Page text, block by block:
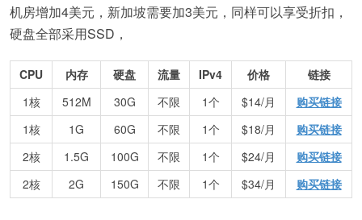
机房增加4美元，新加坡需要加3美元，同样可以享受折扣，
硬盘全部采用SSD，
CPU 内存 硬盘 流量 IPv4 价格
链接
1核
512M 30G 不限 1个 $14/月
购买链接
1核
1G 60G 不限 1个 $18/月
购买链接
2核
1.5G 100G 不限 1个 $24/月
购买链接
2核
2G 150G 不限 1个 $34/月 购买链接